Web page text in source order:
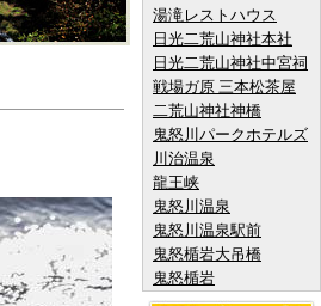
湯滝レストハウス
日光二荒山神社本社
日光二荒山神社中宮祠
戦場ガ原 三本松茶屋
二荒山神社神橋
鬼怒川パークホテルズ
川治温泉
龍王峡
鬼怒川温泉
鬼怒川温泉駅前
鬼怒楯岩大吊橋
鬼怒楯岩